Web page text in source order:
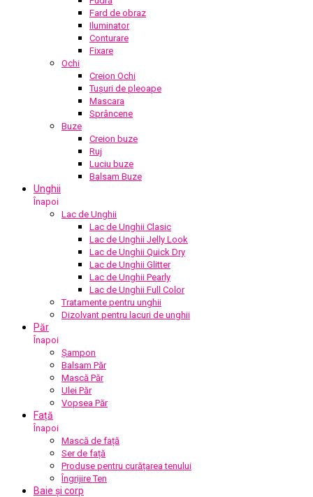
Fard de obraz
Iluminator
Conturare
Fixare
Ochi
Creion Ochi
Tușuri de pleoape
Mascara
Sprâncene
Buze
Creion buze
Ruj
Luciu buze
Balsam Buze
Unghii
Înapoi
Lac de Unghii
Lac de Unghii Clasic
Lac de Unghii Jelly Look
Lac de Unghii Quick Dry
Lac de Unghii Glitter
Lac de Unghii Pearly
Lac de Unghii Full Color
Tratamente pentru unghii
Dizolvant pentru lacuri de unghii
Păr
Înapoi
Șampon
Balsam Păr
Mască Păr
Ulei Păr
Vopsea Păr
Față
Înapoi
Mască de față
Ser de față
Produse pentru curățarea tenului
Îngrijire Ten
Baie și corp